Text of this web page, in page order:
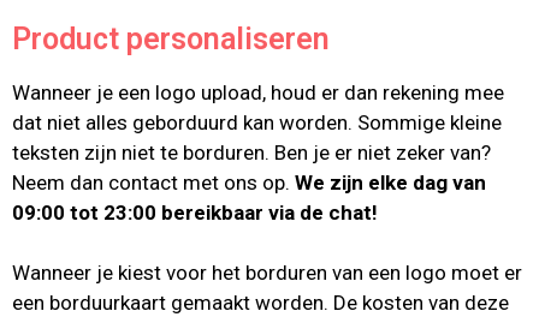
Product personaliseren
Wanneer je een logo upload, houd er dan rekening mee
dat niet alles geborduurd kan worden. Sommige kleine
teksten zijn niet te borduren. Ben je er niet zeker van?
Neem dan contact met ons op. We zijn elke dag van
09:00 tot 23:00 bereikbaar via de chat!
Wanneer je kiest voor het borduren van een logo moet er
een borduurkaart gemaakt worden. De kosten van deze